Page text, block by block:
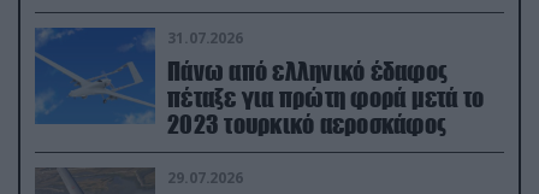
31.07.2026
Πάνω από ελληνικό έδαφος
πέταξε για πρώτη φορά μετά το
2023 τουρκικό αεροσκάφος
29.07.2026